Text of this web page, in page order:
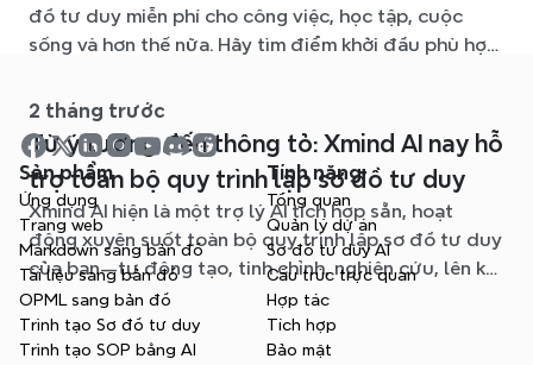
đồ tư duy miễn phí cho công việc, học tập, cuộc
sống và hơn thế nữa. Hãy tìm điểm khởi đầu phù hợp
2 tháng trước
Từ ý tưởng đến thông tỏ: Xmind AI nay hỗ
trợ toàn bộ quy trình lập sơ đồ tư duy
Xmind AI hiện là một trợ lý AI tích hợp sẵn, hoạt
động xuyên suốt toàn bộ quy trình lập sơ đồ tư duy
của bạn—tự động tạo, tinh chỉnh, nghiên cứu, lên kế
hoạch và xuất bản, tất cả mà không cần rời khỏi sơ
đồ của bạn.
Sản phẩm
Ứng dụng
Trang web
Markdown sang bản đồ
Tài liệu sang bản đồ
OPML sang bản đồ
Trình tạo Sơ đồ tư duy
Trình tạo SOP bằng AI
Tính năng
Tổng quan
Quản lý dự án
Sơ đồ tư duy AI
Cấu trúc trực quan
Hợp tác
Tích hợp
Bảo mật